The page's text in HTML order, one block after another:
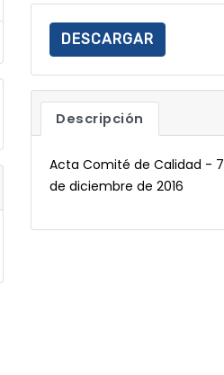
DESCARGAR
Descripción
Acta Comité de Calidad - 7
de diciembre de 2016